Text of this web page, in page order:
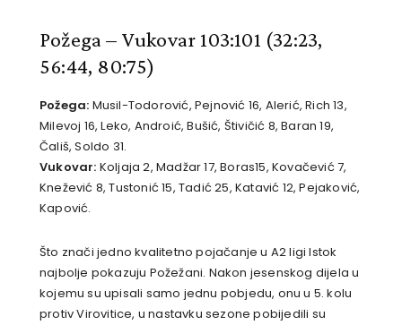
Požega – Vukovar 103:101 (32:23,
56:44, 80:75)
Požega: Musil-Todorović, Pejnović 16, Alerić, Rich 13,
Milevoj 16, Leko, Androić, Bušić, Štivičić 8, Baran 19,
Čališ, Soldo 31.
Vukovar: Koljaja 2, Madžar 17, Boras15, Kovačević 7,
Knežević 8, Tustonić 15, Tadić 25, Katavić 12, Pejaković,
Kapović.
Što znači jedno kvalitetno pojačanje u A2 ligi Istok
najbolje pokazuju Požežani. Nakon jesenskog dijela u
kojemu su upisali samo jednu pobjedu, onu u 5. kolu
protiv Virovitice, u nastavku sezone pobijedili su